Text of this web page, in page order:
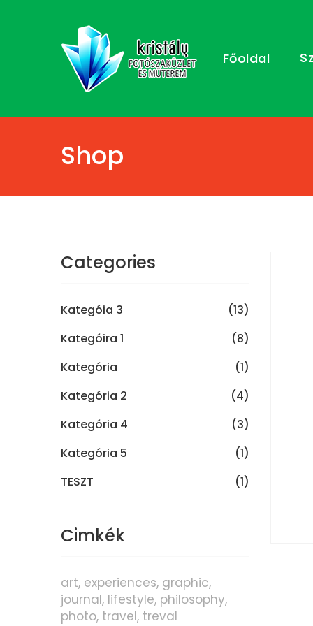
Főoldal
Shop
Categories
Kategóia 3
(13)
Kategóira 1
(8)
Kategória
(1)
Kategória 2
(4)
Kategória 4
(3)
Kategória 5
(1)
TESZT
(1)
Cimkék
art experiences graphic
journal lifestyle philosophy
photo travel treval